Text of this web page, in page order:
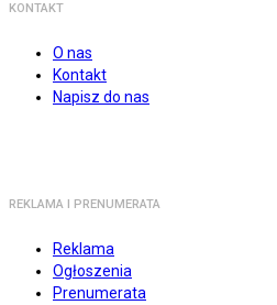
KONTAKT
O nas
Kontakt
Napisz do nas
REKLAMA I PRENUMERATA
Reklama
Ogłoszenia
Prenumerata